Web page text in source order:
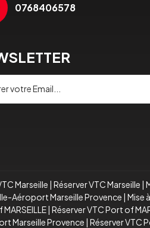
0768406578
Marseille | Réserver VTC Marseille |
Aéroport Marseille Provence | Mise
| Réserver VTC Port of
Marseille Provence | Réserver VTC